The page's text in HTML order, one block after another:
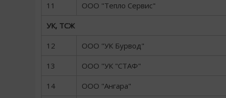
11 ООО "Тепло Сервис"
УК, ТСЖ
12 ООО "УК Бурвод"
13 ООО "УК "СТАФ"
14 ООО "Ангара"